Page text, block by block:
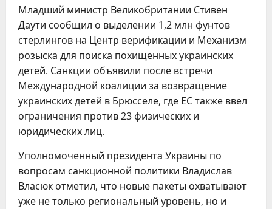
Младший министр Великобритании Стивен
Даути сообщил о выделении 1,2 млн фунтов
стерлингов на Центр верификации и Механизм
розыска для поиска похищенных украинских
детей. Санкции объявили после встречи
Международной коалиции за возвращение
украинских детей в Брюсселе, где ЕС также ввел
ограничения против 23 физических и
юридических лиц.
Уполномоченный президента Украины по
вопросам санкционной политики Владислав
Власюк отметил, что новые пакеты охватывают
уже не только региональный уровень, но и